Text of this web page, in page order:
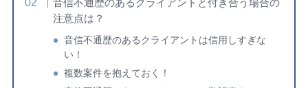
音信不通歴のあるクライアントと付き合う場合の
注意点は？
音信不通歴のあるクライアントは信用しすぎな
い！
複数案件を抱えておく！